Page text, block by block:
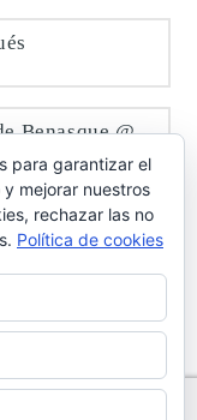
Datos que vemos en la estación de Benasque @meteobenás
de datos·
para garantizar el
mejorar nuestros
rechazar las no
Política de cookies